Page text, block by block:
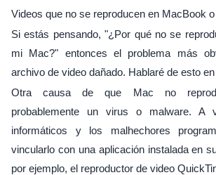
Videos que no se reproducen en MacBook
Si estás pensando, "¿Por qué no se
mi Mac?" entonces el problema más
archivo de video dañado. Hablaré de esto
Otra causa de que Mac no
probablemente un virus o malware. A
informáticos y los malhechores
vincularlo con una aplicación instalada en
por ejemplo, el reproductor de video